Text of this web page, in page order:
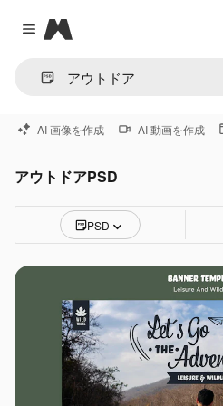
Close menu
Magnific
AI 画像を作成 AI 動画を作成
アウトドアPSD
PSD